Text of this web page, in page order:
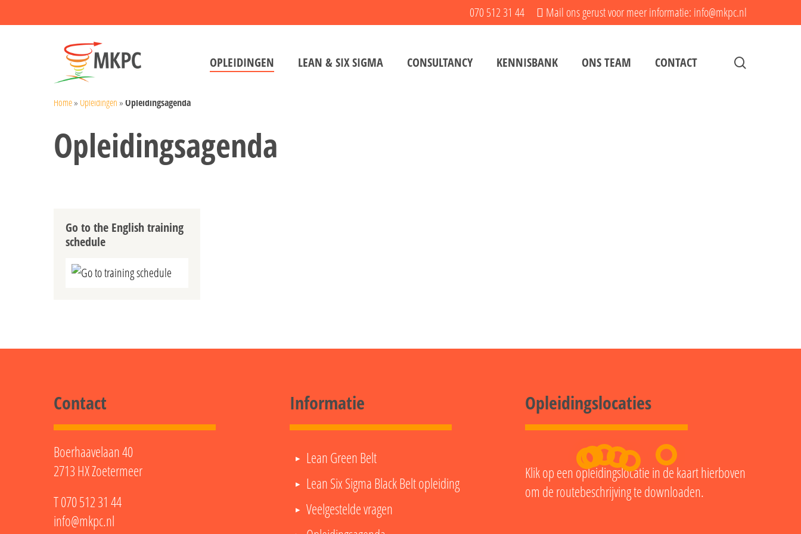
to
070 512 31 44 Mail ons gerust voor meer informatie: info@mkpc.nl
Hit enter to search or ESC to close
OPLEIDINGEN LEAN & SIX SIGMA CONSULTANCY KENNISBANK ONS TEAM CONTACT
Home»Opleidingen»Opleidingsagenda
Opleidingsagenda
Go to the English training
schedule
Go to training schedule
Contact
Boerhaavelaan 40
2713 HX Zoetermeer
T070 512 31 44
info@mkpc.nl
Informatie
Lean Green Belt
Lean Six Sigma Black Belt opleiding
Veelgestelde vragen
Opleidingslocaties
Klik op een opleidingslocatie in de kaart hierboven
om de routebeschrijving te downloaden.